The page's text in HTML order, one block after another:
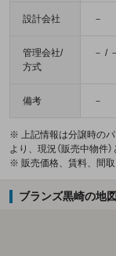
設計会社 －
管理会社/
方式
－ / －
備考 －
※ 上記情報は分譲時の
より、現況（販売中物件
※ 販売価格、賃料、間取
ブランズ黒崎の地